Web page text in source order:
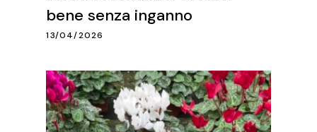
bene senza inganno
13/04/2026